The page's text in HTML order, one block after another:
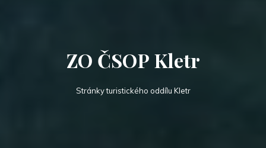
ZO ČSOP Kletr
Stránky turistického oddílu Kletr